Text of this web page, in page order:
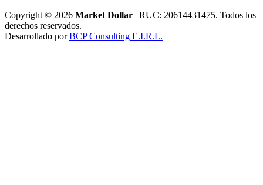
Copyright © 2026 Market Dollar | RUC: 20614431475. Todos los
derechos reservados.
Desarrollado porBCP Consulting E.I.R.L.